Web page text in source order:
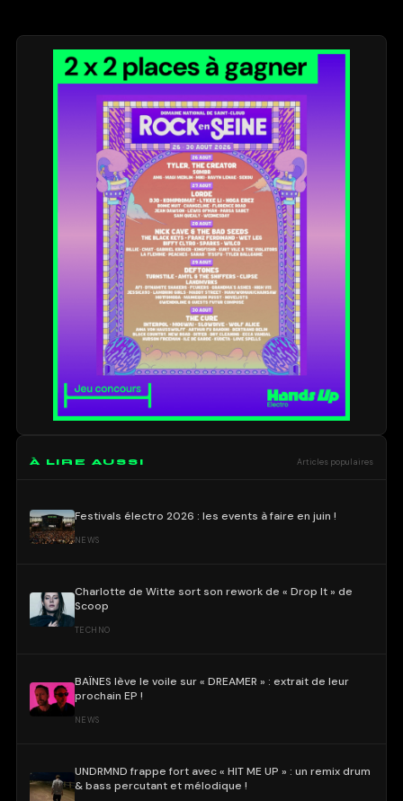
À LIRE AUSSI Articles populaires
Festivals électro 2026 : les events à faire en juin !
NEWS
Charlotte de Witte sort son rework de « Drop It » de
Scoop
TECHNO
BAÏNES lève le voile sur « DREAMER » : extrait de leur
prochain EP !
NEWS
UNDRMND frappe fort avec « HIT ME UP » : un remix drum
& bass percutant et mélodique !